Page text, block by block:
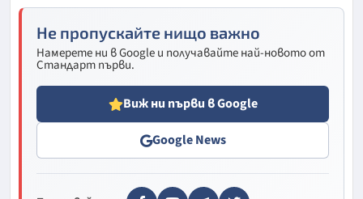
Не пропускайте нищо важно
Намерете ни в Google и получавайте най-новото от
Стандарт първи.
Виж ни първи в Google
Google News